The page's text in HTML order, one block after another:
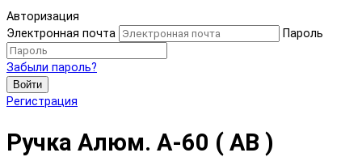
Авторизация
Электронная почта
Пароль
Забыли пароль?
Войти
Регистрация
Ручка Aлюм. A-60 ( AB )